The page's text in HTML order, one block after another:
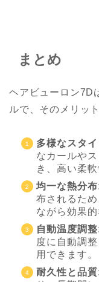
まとめ
ヘアビューロン7D
ルで、そのメリッ
多様なスタ
なカールや
き、高い柔
均一な熱分布
布されるた
ながら効果
自動温度調整
度に自動調
用できます。
耐久性と品質